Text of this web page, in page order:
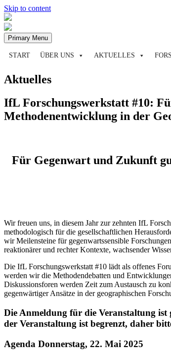
Skip to content
Primary Menu
START ÜBER UNS AKTUELLES
Aktuelles
IfL Forschungswerkstatt #10:
Methodenentwicklung in der
Für Gegenwart und Zukunft
Wir freuen uns, in diesem Jahr zur zehnten IfL
methodologisch für die gesellschaftlichen
wir Meilensteine für gegenwartssensible
reaktionärer und rechter Kontexte, wachsender
Die IfL Forschungswerkstatt #10 lädt als offenes
werden wir die Methodendebatten und
Diskussionsforen werden Zeit zum Austausch zu
gegenwärtiger Ansätze in der geographischen
Die Anmeldung für die Veranstaltung ist
der Veranstaltung ist begrenzt, daher
Agenda Donnerstag, 22. Mai 2025